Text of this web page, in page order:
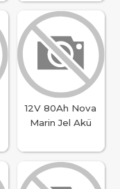
12V 80Ah Nova
Marin Jel Akü